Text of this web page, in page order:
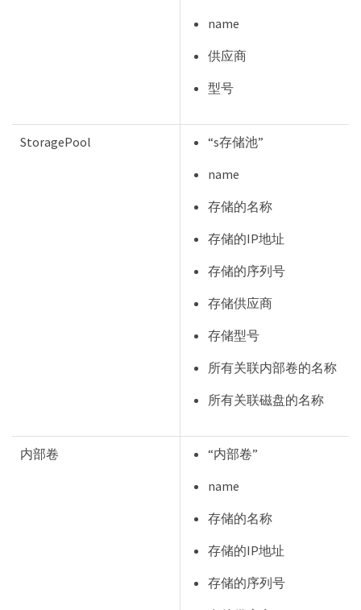
name
供应商
型号
StoragePool
“s存储池”
name
存储的名称
存储的IP地址
存储的序列号
存储供应商
存储型号
所有关联内部卷的名称
所有关联磁盘的名称
内部卷
“内部卷”
name
存储的名称
存储的IP地址
存储的序列号